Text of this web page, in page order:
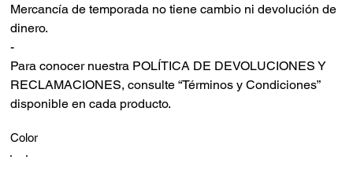
Mercancía de temporada no tiene cambio ni devolución de
dinero.
-
Para conocer nuestra POLÍTICA DE DEVOLUCIONES Y
RECLAMACIONES, consulte “Términos y Condiciones”
disponible en cada producto.
Color